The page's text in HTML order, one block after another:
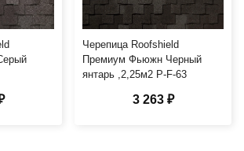
Черепица Roofshield
Премиум Фьюжн Черный
янтарь ,2,25м2 P-F-63
3 263 ₽